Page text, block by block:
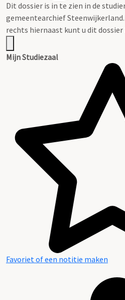
Dit dossier is in te zien in de
gemeentearchief
rechts hiernaast kunt u dit
Mijn Studiezaal
Favoriet of een notitie maken